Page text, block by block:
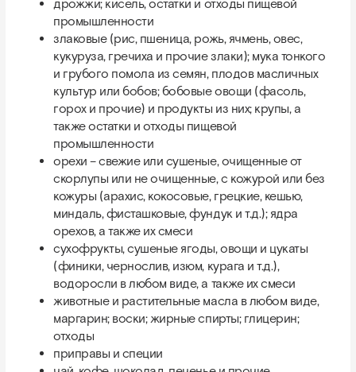
дрожжи; кисель, остатки и отходы пищевой
промышленности
злаковые (рис, пшеница, рожь, ячмень, овес,
кукуруза, гречиха и прочие злаки); мука тонкого
и грубого помола из семян, плодов масличных
культур или бобов; бобовые овощи (фасоль,
горох и прочие) и продукты из них; крупы, а
также остатки и отходы пищевой
промышленности
орехи – свежие или сушеные, очищенные от
скорлупы или не очищенные, с кожурой или без
кожуры (арахис, кокосовые, грецкие, кешью,
миндаль, фисташковые, фундук и т.д.); ядра
орехов, а также их смеси
сухофрукты, сушеные ягоды, овощи и цукаты
(финики, чернослив, изюм, курага и т.д.),
водоросли в любом виде, а также их смеси
животные и растительные масла в любом виде,
маргарин; воски; жирные спирты; глицерин;
отходы
приправы и специи